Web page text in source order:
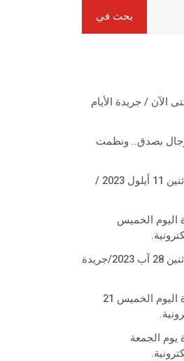
منذ العام 1984 وحتى الآن / جريدة الأيام
بصدق.. ونظمت
أسرار الصحف اللبنانية ليوم الإثنين 11 أيلول 2023 /
اليوم الخميس
أسرار الصحف اللبنانية ليوم الاثنين 28 آب 2023/جريدة
أسرار الصحف اللبنانية الصادرة اليوم الخميس 21
يوم الجمعة